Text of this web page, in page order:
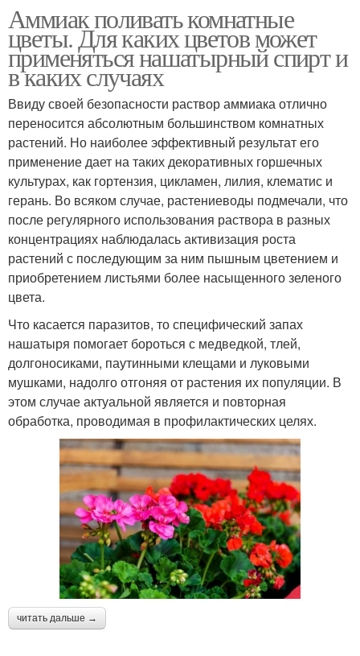
Аммиак поливать комнатные
цветы. Для каких цветов может
применяться нашатырный спирт и
в каких случаях
Ввиду своей безопасности раствор аммиака отлично
переносится абсолютным большинством комнатных
растений. Но наиболее эффективный результат его
применение дает на таких декоративных горшечных
культурах, как гортензия, цикламен, лилия, клематис и
герань. Во всяком случае, растениеводы подмечали, что
после регулярного использования раствора в разных
концентрациях наблюдалась активизация роста
растений с последующим за ним пышным цветением и
приобретением листьями более насыщенного зеленого
цвета.
Что касается паразитов, то специфический запах
нашатыря помогает бороться с медведкой, тлей,
долгоносиками, паутинными клещами и луковыми
мушками, надолго отгоняя от растения их популяции. В
этом случае актуальной является и повторная
обработка, проводимая в профилактических целях.
читать дальше →